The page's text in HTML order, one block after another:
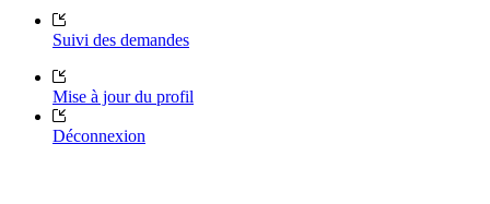
Suivi des demandes
Mise à jour du profil
Déconnexion